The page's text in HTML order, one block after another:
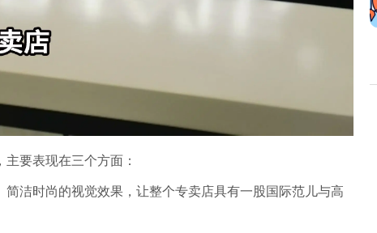
要表现在三个方面：
洁时尚的视觉效果，让整个专卖店具有一股国际范儿与高